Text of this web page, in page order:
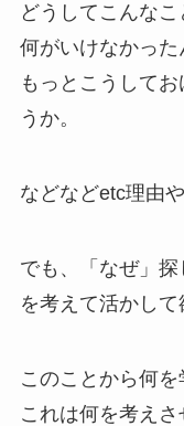
どうしてこんなこ
何がいけなかった
もっとこうして
うか。
などなどetc理由
でも、「なぜ」
を考えて活かして
このことから何を
これは何を考え